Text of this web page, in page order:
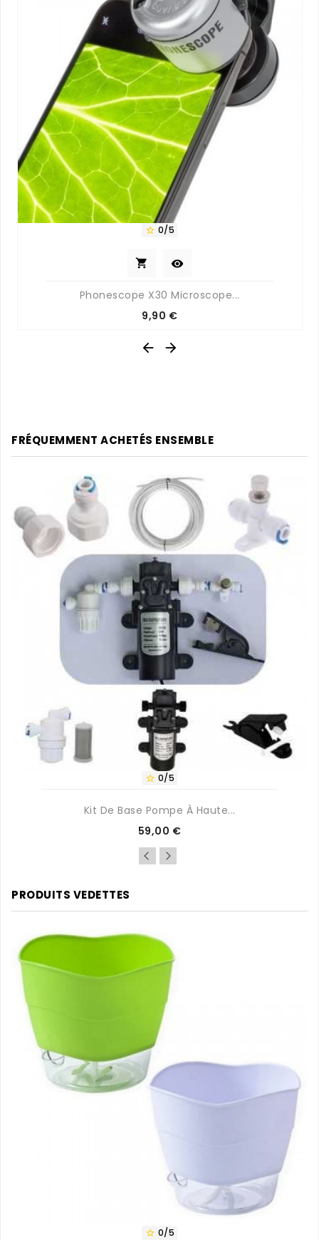
 0/5
 
Phonescope X30 Microscope...
Prix
9,90 €
 
FRÉQUEMMENT ACHETÉS ENSEMBLE
 0/5
Kit De Base Pompe À Haute...
Prix
59,00 €
PRODUITS VEDETTES
 0/5